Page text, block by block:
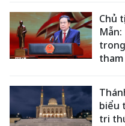
Chủ
biểu
tri